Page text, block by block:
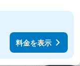
料金を表示